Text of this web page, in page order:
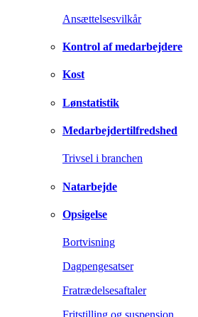
Ansættelsesvilkår
Kontrol af medarbejdere
Kost
Lønstatistik
Medarbejdertilfredshed
Trivsel i branchen
Natarbejde
Opsigelse
Bortvisning
Dagpengesatser
Fratrædelsesaftaler
Fritstilling og suspension